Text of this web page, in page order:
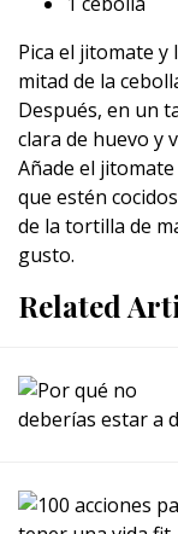
Pica el jitomate y
mitad de la
Después, en un
clara de huevo y
Añade el
que estén
de la tortilla de
gusto.
Related